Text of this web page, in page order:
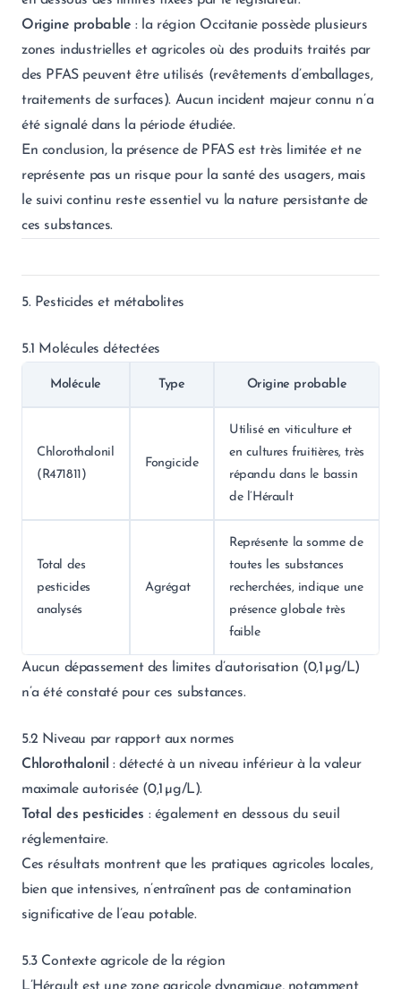
Origine probable : la région Occitanie possède plusieurs
zones industrielles et agricoles où des produits traités par
des PFAS peuvent être utilisés (revêtements d’emballages,
traitements de surfaces). Aucun incident majeur connu n’a
été signalé dans la période étudiée.
En conclusion, la présence de PFAS est très limitée et ne
représente pas un risque pour la santé des usagers, mais
le suivi continu reste essentiel vu la nature persistante de
ces substances.
5. Pesticides et métabolites
5.1 Molécules détectées
Molécule Type Origine probable
Chlorothalonil
(R471811)
Fongicide
Utilisé en viticulture et
en cultures fruitières, très
répandu dans le bassin
de l’Hérault
Total des
pesticides
analysés
Agrégat
Représente la somme de
toutes les substances
recherchées, indique une
présence globale très
faible
Aucun dépassement des limites d’autorisation (0,1 µg/L)
n’a été constaté pour ces substances.
5.2 Niveau par rapport aux normes
Chlorothalonil : détecté à un niveau inférieur à la valeur
maximale autorisée (0,1 µg/L).
Total des pesticides : également en dessous du seuil
réglementaire.
Ces résultats montrent que les pratiques agricoles locales,
bien que intensives, n’entraînent pas de contamination
significative de l’eau potable.
5.3 Contexte agricole de la région